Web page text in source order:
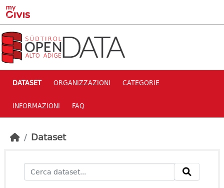
Skip to main content
DATASET ORGANIZZAZIONI CATEGORIE
INFORMAZIONI FAQ
Dataset